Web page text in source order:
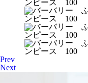
Prev
Next